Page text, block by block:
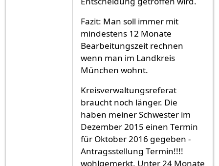
Fazit: Man soll immer mit
mindestens 12 Monate
Bearbeitungszeit rechnen
wenn man im Landkreis
München wohnt.
Kreisverwaltungsreferat
braucht noch länger. Die
haben meiner Schwester im
Dezember 2015 einen Termin
für Oktober 2016 gegeben -
Antragsstellung Termin!!!!
wohlgemerkt. Unter 24 Monate